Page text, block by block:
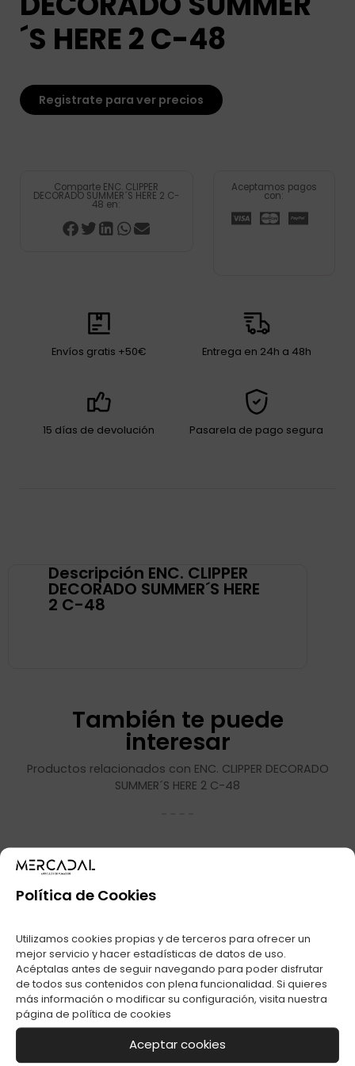
Política de Cookies
Utilizamos cookies propias y de terceros para ofrecer un
mejor servicio y hacer estadísticas de datos de uso.
Acéptalas antes de seguir navegando para poder disfrutar
de todos sus contenidos con plena funcionalidad. Si quieres
más información o modificar su configuración, visita nuestra
página de política de cookies
Aceptar cookies
´S HERE 2 C-48
Registrate para ver precios
Comparte ENC. CLIPPER
DECORADO SUMMER´S HERE 2 C-
48 en:
Aceptamos pagos
con:
Envíos gratis +50€ Entrega en 24h a 48h
15 días de devolución Pasarela de pago segura
Descripción ENC. CLIPPER
DECORADO SUMMER´S HERE
2 C-48
También te puede
interesar
Productos relacionados con ENC. CLIPPER DECORADO
SUMMER´S HERE 2 C-48
ENC. CLIPPER FLOW
MYSTERY C-48
ENC. CLIPPER FLOW
BAD BABY C-48